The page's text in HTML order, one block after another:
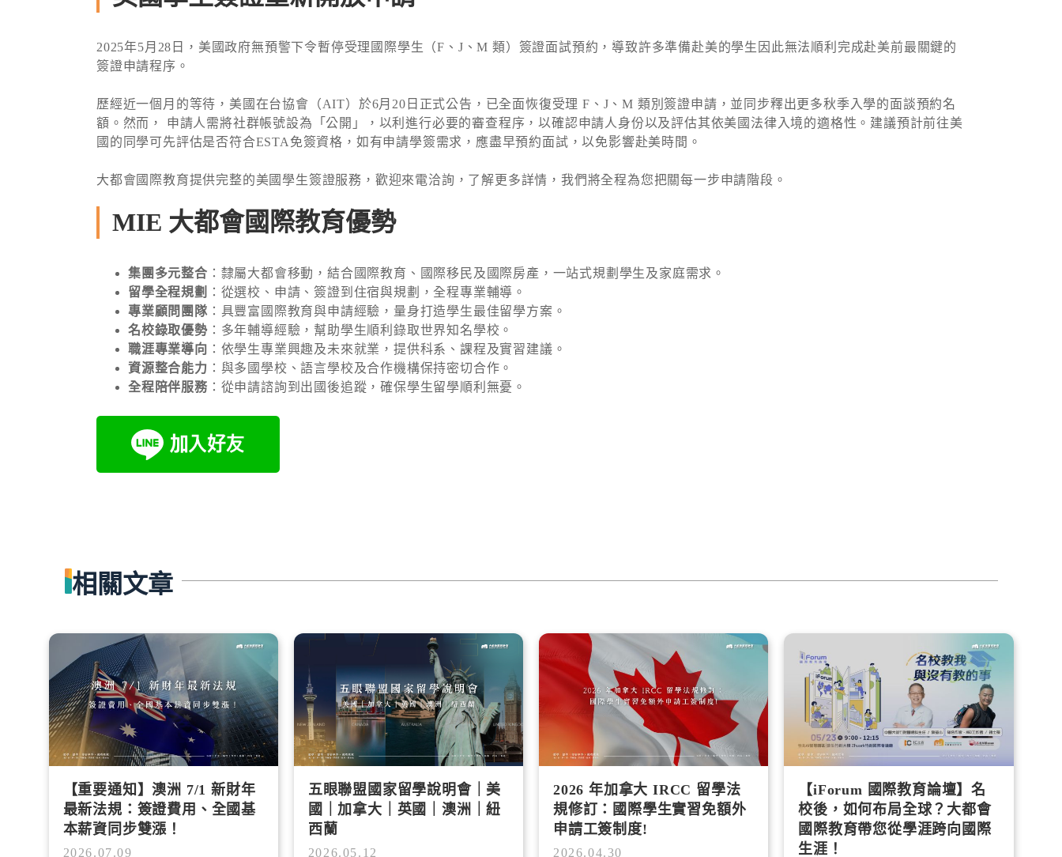
2025年5月28日，美國政府無預警下令暫停受理國際學生（F、J、M 類）簽證面試預約，導致許多準備赴美的學生因此無法順利完成赴美前最關鍵的
簽證申請程序。
歷經近一個月的等待，美國在台協會（AIT）於6月20日正式公告，已全面恢復受理 F、J、M 類別簽證申請，並同步釋出更多秋季入學的面談預約名
額。然而， 申請人需將社群帳號設為「公開」，以利進行必要的審查程序，以確認申請人身份以及評估其依美國法律入境的適格性。建議預計前往美
國的同學可先評估是否符合ESTA免簽資格，如有申請學簽需求，應盡早預約面試，以免影響赴美時間。
大都會國際教育提供完整的美國學生簽證服務，歡迎來電洽詢，了解更多詳情，我們將全程為您把關每一步申請階段。
MIE 大都會國際教育優勢
集團多元整合 ：隸屬大都會移動，結合國際教育、國際移民及國際房產，一站式規劃學生及家庭需求。
留學全程規劃
：從選校、申請、簽證到住宿與規劃，全程專業輔導。
專業顧問團隊：具豐富國際教育與申請經驗，量身打造學生最佳留學方案。
名校錄取優勢：多年輔導經驗，幫助學生順利錄取世界知名學校。
職涯專業導向 ：依學生專業興趣及未來就業，提供科系、課程及實習建議。
資源整合能力 ：與多國學校、語言學校及合作機構保持密切合作。
全程陪伴服務 ：從申請諮詢到出國後追蹤，確保學生留學順利無憂。
相關文章
【重要通知】澳洲 7/1 新財年
最新法規：簽證費用、全國基
本薪資同步雙漲！
2026.07.09
五眼聯盟國家留學說明會｜美
國｜加拿大｜英國｜澳洲｜紐
西蘭
2026.05.12
2026 年加拿大 IRCC 留學法
規修訂：國際學生實習免額外
申請工簽制度!
2026.04.30
【iForum 國際教育論壇】名
校後，如何布局全球？大都會
國際教育帶您從學涯跨向國際
生涯！